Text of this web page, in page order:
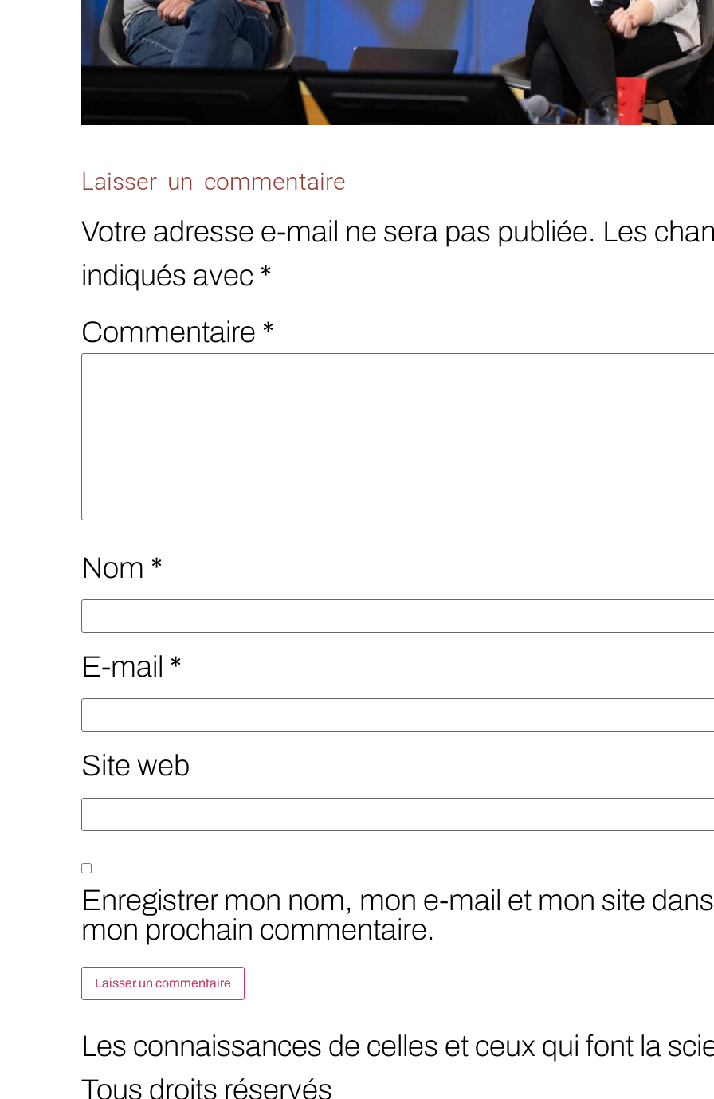
Laisser un commentaire
Votre adresse e-mail ne sera pas publiée. Les
indiqués avec *
Commentaire *
Nom *
E-mail *
Site web
Enregistrer mon nom, mon e-mail et mon site
mon prochain commentaire.
Les connaissances de celles et ceux qui font la
Tous droits réservés